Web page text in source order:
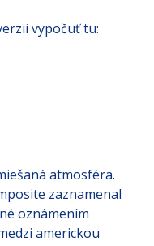
vypočuť tu:
atmosféra.
zaznamenal
oznámením
americkou